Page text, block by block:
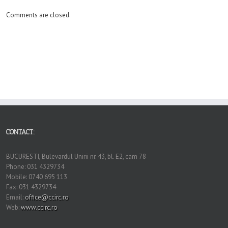
Comments are closed.
CONTACT:
BUCURESTI, Bulevardul Unirii nr. 43, bl. E2, cam 78
Phone: 031 4329734
Mobile: 0740 695 113
Fax: 031 4329734
Email: office@ccirc.ro
Web:www.ccirc.ro